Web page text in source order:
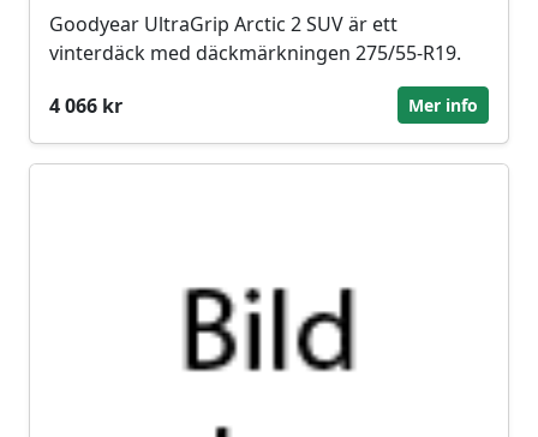
Goodyear UltraGrip Arctic 2 SUV är ett
vinterdäck med däckmärkningen 275/55-R19.
4 066 kr
Mer info